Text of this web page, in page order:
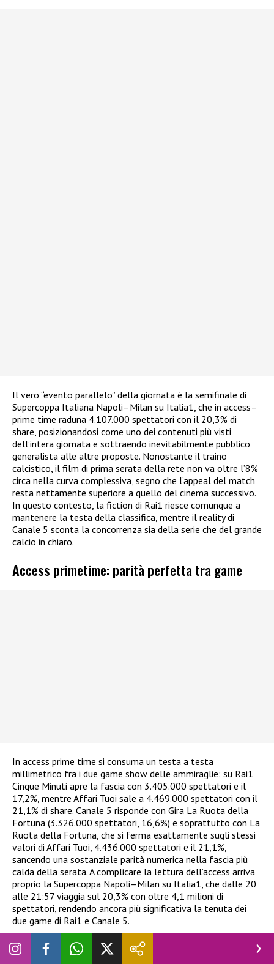
Il vero “evento parallelo” della giornata è la semifinale di
Supercoppa Italiana Napoli–Milan su Italia1, che in access–
prime time raduna 4.107.000 spettatori con il 20,3% di
share, posizionandosi come uno dei contenuti più visti
dell’intera giornata e sottraendo inevitabilmente pubblico
generalista alle altre proposte. Nonostante il traino
calcistico, il film di prima serata della rete non va oltre l’8%
circa nella curva complessiva, segno che l’appeal del match
resta nettamente superiore a quello del cinema successivo.
In questo contesto, la fiction di Rai1 riesce comunque a
mantenere la testa della classifica, mentre il reality di
Canale 5 sconta la concorrenza sia della serie che del grande
calcio in chiaro.​
Access primetime: parità perfetta tra game
In access prime time si consuma un testa a testa
millimetrico fra i due game show delle ammiraglie: su Rai1
Cinque Minuti apre la fascia con 3.405.000 spettatori e il
17,2%, mentre Affari Tuoi sale a 4.469.000 spettatori con il
21,1% di share. Canale 5 risponde con Gira La Ruota della
Fortuna (3.326.000 spettatori, 16,6%) e soprattutto con La
Ruota della Fortuna, che si ferma esattamente sugli stessi
valori di Affari Tuoi, 4.436.000 spettatori e il 21,1%,
sancendo una sostanziale parità numerica nella fascia più
calda della serata. A complicare la lettura dell’access arriva
proprio la Supercoppa Napoli–Milan su Italia1, che dalle 20
alle 21:57 viaggia sul 20,3% con oltre 4,1 milioni di
spettatori, rendendo ancora più significativa la tenuta dei
due game di Rai1 e Canale 5.​
Preserale: L’Eredità allunga su Caduta Libera